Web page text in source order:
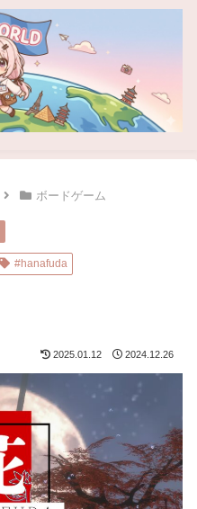
ボードゲーム
#hanafuda
2025.01.12 2024.12.26